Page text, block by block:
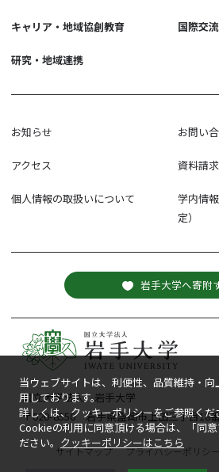
国立大学法人 岩手大学
〒020-8550 岩手県盛岡市上田三丁目18
サイトマップ プライバシーポリシー
キャリア・地域協創教育 国際交流
研究・地域連携
お知らせ お問い
アクセス 資料請求
個人情報の取扱いについて
学内情
定）
岩手大学へ寄附
当ウェブサイトは、利便性、品質維持・
用しております。
詳しくは、クッキーポリシーをご参照くだ
Cookieの利用に同意頂ける場合は、「同
ださい。 クッキーポリシーはこちら